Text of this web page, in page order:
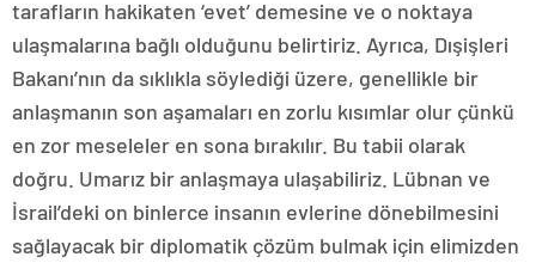
tarafların hakikaten ‘evet’ demesine ve o noktaya
ulaşmalarına bağlı olduğunu belirtiriz. Ayrıca, Dışişleri
Bakanı’nın da sıklıkla söylediği üzere, genellikle bir
anlaşmanın son aşamaları en zorlu kısımlar olur çünkü
en zor meseleler en sona bırakılır. Bu tabii olarak
doğru. Umarız bir anlaşmaya ulaşabiliriz. Lübnan ve
İsrail’deki on binlerce insanın evlerine dönebilmesini
sağlayacak bir diplomatik çözüm bulmak için elimizden